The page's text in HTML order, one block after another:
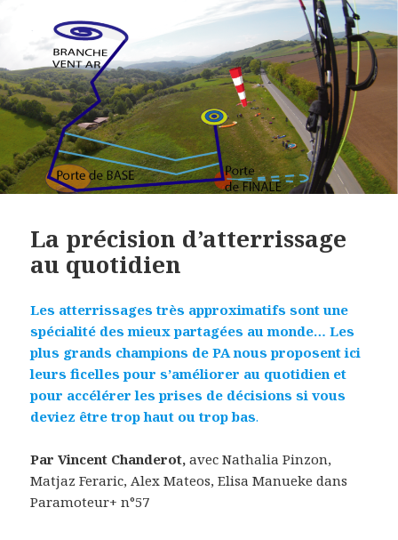
La précision d’atterrissage
au quotidien
Les atterrissages très approximatifs sont une
spécialité des mieux partagées au monde… Les
plus grands champions de PA nous proposent ici
leurs ficelles pour s’améliorer au quotidien et
pour accélérer les prises de décisions si vous
deviez être trop haut ou trop bas.
Par Vincent Chanderot,avec Nathalia Pinzon,
Matjaz Feraric, Alex Mateos, Elisa Manueke dans
Paramoteur+ n°57